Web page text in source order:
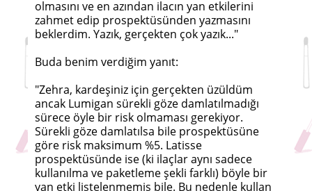
olmasını ve en azından ilacın yan etkilerini
zahmet edip prospektüsünden yazmasını
beklerdim. Yazık, gerçekten çok yazık..."
Buda benim verdiğim yanıt:
"Zehra, kardeşiniz için gerçekten üzüldüm
ancak Lumigan sürekli göze damlatılmadığı
sürece öyle bir risk olmaması gerekiyor.
Sürekli göze damlatılsa bile prospektüsüne
göre risk maksimum %5. Latisse
prospektüsünde ise (ki ilaçlar aynı sadece
kullanılma ve paketleme şekli farklı) böyle bir
yan etki listelenmemiş bile. Bu nedenle kullan